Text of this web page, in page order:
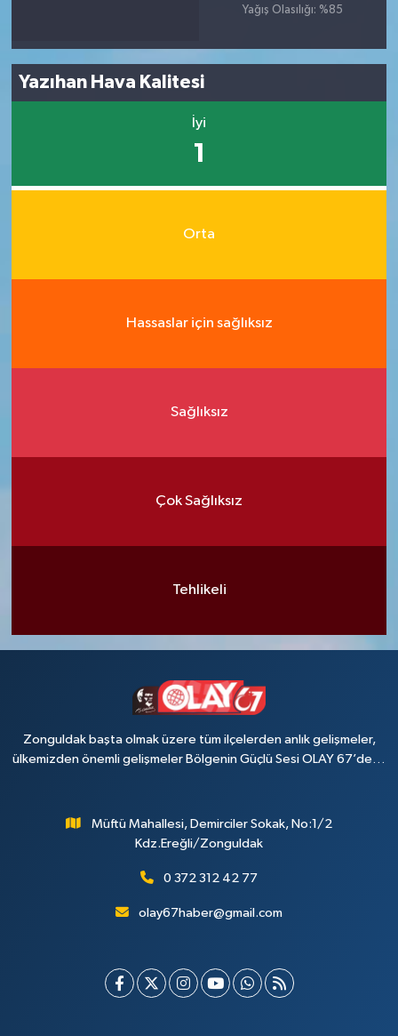
Yağış Olasılığı: %85
Yazıhan Hava Kalitesi
İyi
1
Orta
Hassaslar için sağlıksız
Sağlıksız
Çok Sağlıksız
Tehlikeli
Zonguldak başta olmak üzere tüm ilçelerden anlık gelişmeler,
ülkemizden önemli gelişmeler Bölgenin Güçlü Sesi OLAY 67’de…
Müftü Mahallesi, Demirciler Sokak, No:1/2
Kdz.Ereğli/Zonguldak
0 372 312 42 77
olay67haber@gmail.com